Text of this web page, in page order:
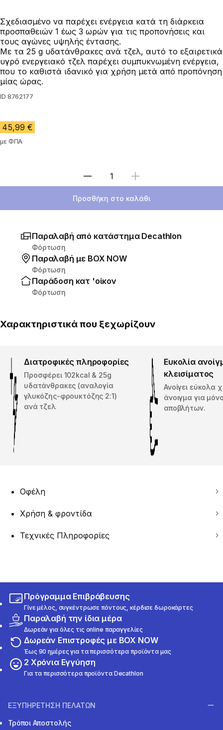
Σχεδιασμένο να παρέχει ενέργεια κατά τη διάρκεια
προσπαθειών 1 έως 3 ωρών για τις προπονήσεις και
τους αγώνες υψηλής έντασης.
Με τα 25 g υδατάνθρακες ανά τζελ, αυτό το εξαιρετικά
υγρό ενεργειακό τζελ παρέχει συμπυκνωμένη ενέργεια,
που το καθιστά ιδανικό για χρήση μετά από προπόνηση
μίας ώρας.
ID 8762177
45,99 €
με ΦΠΑ
Επιλέξτε ποσότητα
Προσθήκη στο καλάθι
Παραλαβή από κατάστημα Decathlon
Φόρτωση
Παραλαβή με ΒΟΧ ΝΟW
Φόρτωση
Παράδοση κατ 'οίκον
Φόρτωση
Χαρακτηριστικά που ξεχωρίζουν
Διατροφικές πληροφορίες
Προσφέρει 102kcal & 25g
υδατάνθρακες (αναλογία
γλυκόζης-φρουκτόζης 2:1)
ανά τζελ
Ευκολία
κλεισίματος
Ανοίγει εύκολα
άνοιγμα για
αποβλήτων.
Οφέλη
Χρήση & φροντίδα
Τεχνικές Πληροφορίες
Πρόγραμμα Επιβράβευσης
Γίνε μέλος, συγκέντρωσε πόντους, κέρδισε δωροκάρτες
Παραλαβή την ίδια μέρα
Δωρεάν για όλες τις online παραγγελίες
Δωρεάν Επιστροφές με BOX NOW
Έως 90 ημέρες για τα περισσότερα προϊόντα μας
2 Χρόνια Εγγύηση
Για τα περισσότερα προϊόντα Decathlon
ΕΞΥΠΗΡΕΤΗΣΗ ΠΕΛΑΤΩΝ
Τρόποι Αποστολής